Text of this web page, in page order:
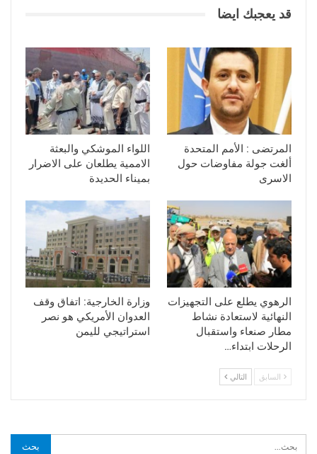
قد يعجبك ايضا
المرتضى : الأمم المتحدة
ألغت جولة مفاوضات حول
الاسرى
اللواء الموشكي والبعثة
الاممية يطلعان على الاضرار
بميناء الحديدة
الرهوي يطلع على التجهيزات
النهائية لاستعادة نشاط
مطار صنعاء واستقبال
الرحلات ابتداء…
وزارة الخارجية: اتفاق وقف
العدوان الأمريكي هو نصر
استراتيجي لليمن
السابق التالي